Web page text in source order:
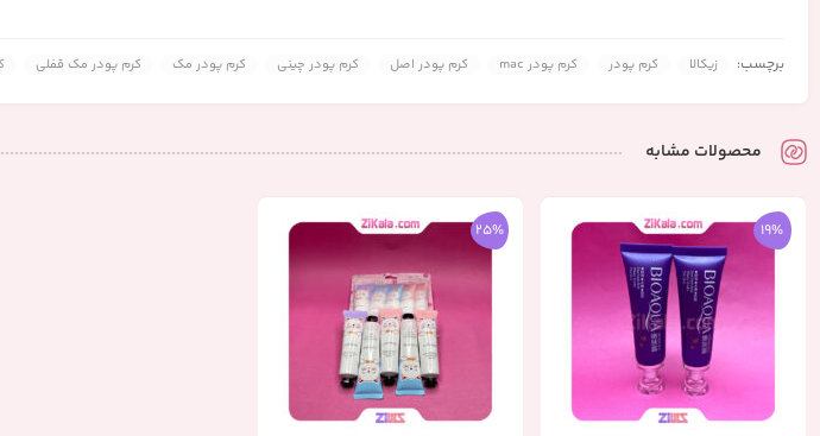
برچسب: زیکالا کرم پودر کرم پودر mac کرم پودر اصل کرم پودر چینی کرم پودر مک کرم پودر مک قفلی
محصولات مشابه
19%
25%